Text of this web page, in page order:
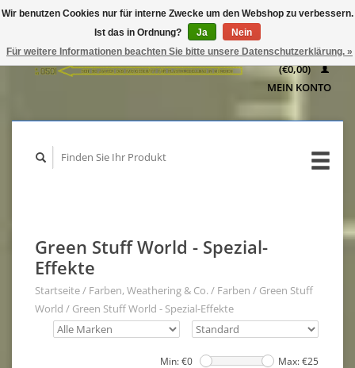
WARENKORB
(€0,00)
MEIN KONTO
Green Stuff World - Spezial-
Effekte
Startseite/ Farben, Weathering & Co./ Farben / Green Stuff
World / Green Stuff World - Spezial-Effekte
Min: €0 Max: €25
Wir benutzen Cookies nur für interne Zwecke um den Webshop zu verbessern.
Ist das in Ordnung?
Ja
Nein
Für weitere Informationen beachten Sie bitte unsere Datenschutzerklärung. »